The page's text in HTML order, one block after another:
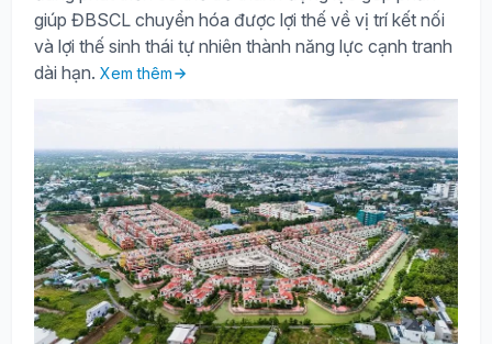
giúp ĐBSCL chuyển hóa được lợi thế về vị trí kết nối
và lợi thế sinh thái tự nhiên thành năng lực cạnh tranh
dài hạn. Xem thêm